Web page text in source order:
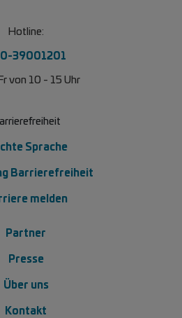
Hotline:
39001201
von 10 - 15 Uhr
Sprache
Barrierefreiheit
melden
Partner
Presse
Über uns
Kontakt